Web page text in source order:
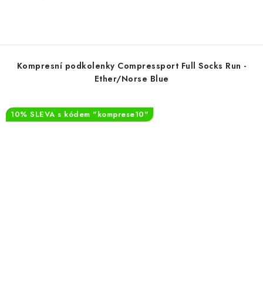
Kompresní podkolenky Compressport Full Socks Run -
Ether/Norse Blue
10% SLEVA s kódem "komprese10"